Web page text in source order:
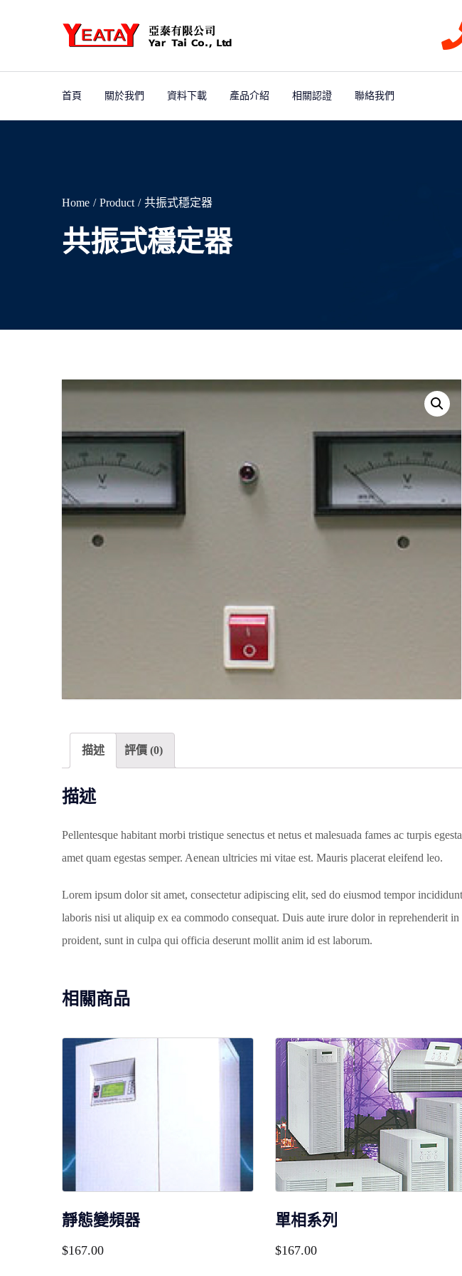
首頁 關於我們 資料下載 產品介紹 相關認證 聯絡我們
Home Product 共振式穩定器
共振式穩定器
描述 評價 (0)
描述
Pellentesque habitant morbi tristique senectus et netus et malesuada fames ac turpis
amet quam egestas semper. Aenean ultricies mi vitae est. Mauris placerat eleifend leo.
Lorem ipsum dolor sit amet, consectetur adipiscing elit, sed do eiusmod tempor
laboris nisi ut aliquip ex ea commodo consequat. Duis aute irure dolor in reprehenderit
proident, sunt in culpa qui officia deserunt mollit anim id est laborum.
相關商品
靜態變頻器
$167.00
單相系列
$167.00